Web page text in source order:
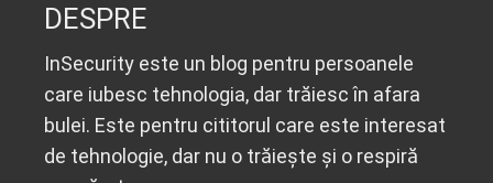
DESPRE
InSecurity este un blog pentru persoanele
care iubesc tehnologia, dar trăiesc în afara
bulei. Este pentru cititorul care este interesat
de tehnologie, dar nu o trăiește și o respiră